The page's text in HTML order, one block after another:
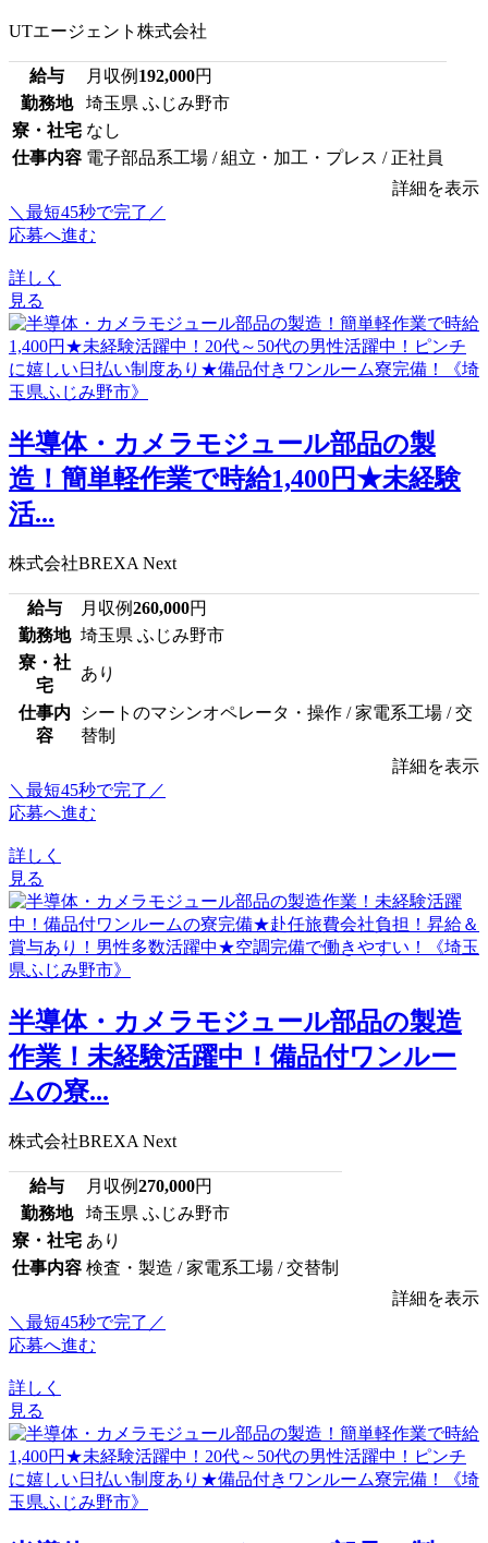
UTエージェント株式会社
給与 月収例 192,000円
勤務地
埼玉県 ふじみ野市
寮・社宅 なし
仕事内容 電子部品系工場 / 組立・加工・プレス / 正社員
詳細を表示
＼最短45秒で完了／
応募へ進む
詳しく
見る
半導体・カメラモジュール部品の製
造！簡単軽作業で時給1,400円★未経験
活...
株式会社BREXA Next
給与 月収例260,000円
勤務地 埼玉県 ふじみ野市
寮・社
宅
あり
仕事内
容
シートのマシンオペレータ・操作 / 家電系工場 / 交
替制
詳細を表示
＼最短45秒で完了／
応募へ進む
詳しく
見る
半導体・カメラモジュール部品の製造
作業！未経験活躍中！備品付ワンルー
ムの寮...
株式会社BREXA Next
給与 月収例270,000円
勤務地
埼玉県 ふじみ野市
寮・社宅 あり
仕事内容 検査・製造 / 家電系工場 / 交替制
詳細を表示
＼最短45秒で完了／
応募へ進む
詳しく
見る